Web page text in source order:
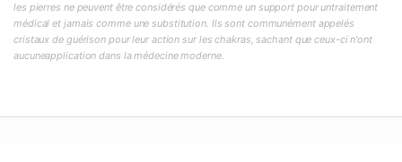
les pierres ne peuvent être considérés que comme un support pour untraitement
médical et jamais comme une substitution. Ils sont communément appelés
cristaux de guérison pour leur action sur les chakras, sachant que ceux-ci n'ont
aucuneapplication dans la médecine moderne.